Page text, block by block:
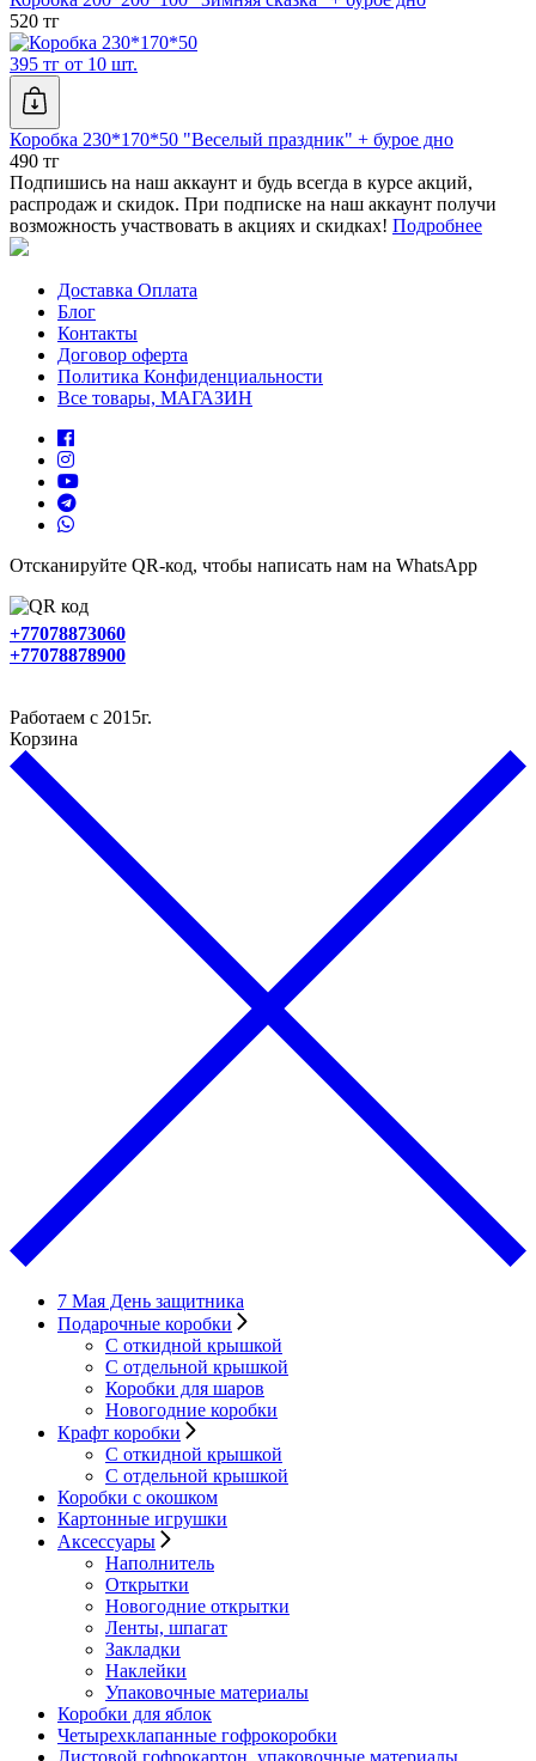
520 тг
395 тг от 10 шт.
Коробка 230*170*50 "Веселый праздник" + бурое дно
490 тг
Подпишись на наш аккаунт и будь всегда в курсе акций,
распродаж и скидок. При подписке на наш аккаунт получи
возможность участвовать в акциях и скидках! Подробнее
Доставка Оплата
Блог
Контакты
Договор оферта
Политика Конфиденциальности
Все товары, МАГАЗИН
Отсканируйте QR-код, чтобы написать нам на WhatsApp
+77078873060
+77078878900
Работаем с 2015г.
Корзина
7 Мая День защитника
Подарочные коробки
С откидной крышкой
С отдельной крышкой
Коробки для шаров
Новогодние коробки
Крафт коробки
С откидной крышкой
С отдельной крышкой
Коробки с окошком
Картонные игрушки
Аксессуары
Наполнитель
Открытки
Новогодние открытки
Ленты, шпагат
Закладки
Наклейки
Упаковочные материалы
Коробки для яблок
Четырехклапанные гофрокоробки